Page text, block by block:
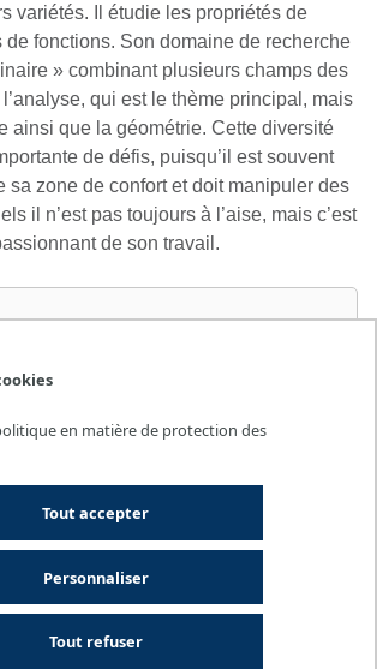
en matière de protection des
Tout accepter
Tout refuser
Personnaliser
variétés. Il étudie les propriétés de
de fonctions. Son domaine de recherche
» combinant plusieurs champs des
qui est le thème principal, mais
ainsi que la géométrie. Cette diversité
de défis, puisqu’il est souvent
sa zone de confort et doit manipuler des
il n’est pas toujours à l’aise, mais c’est
de son travail.
et accepter les cookies